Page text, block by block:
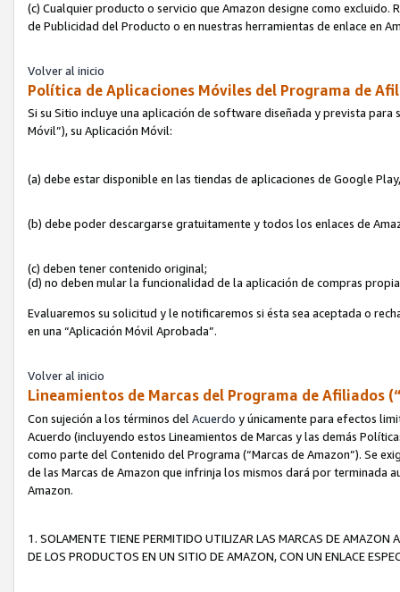
(c) Cualquier producto o servicio que Amazon designe como excluido.
de Publicidad del Producto o en nuestras herramientas de enlace en
Volver al inicio
Política de Aplicaciones Móviles del Programa de
Si su Sitio incluye una aplicación de software diseñada y prevista
Móvil”), su Aplicación Móvil:
(a) debe estar disponible en las tiendas de aplicaciones de Google
(b) debe poder descargarse gratuitamente y todos los enlaces de
(c) deben tener contenido original;
(d) no deben mular la funcionalidad de la aplicación de compras
Evaluaremos su solicitud y le notificaremos si ésta sea aceptada o
en una “Aplicación Móvil Aprobada”.
Volver al inicio
Lineamientos de Marcas del Programa de Afiliados
Con sujeción a los términos del Acuerdo y únicamente para efectos
Acuerdo (incluyendo estos Lineamientos de Marcas y las demás
como parte del Contenido del Programa (“Marcas de Amazon”). Se
de las Marcas de Amazon que infrinja los mismos dará por terminada
Amazon.
1. SOLAMENTE TIENE PERMITIDO UTILIZAR LAS MARCAS DE
DE LOS PRODUCTOS EN UN SITIO DE AMAZON, CON UN ENLACE